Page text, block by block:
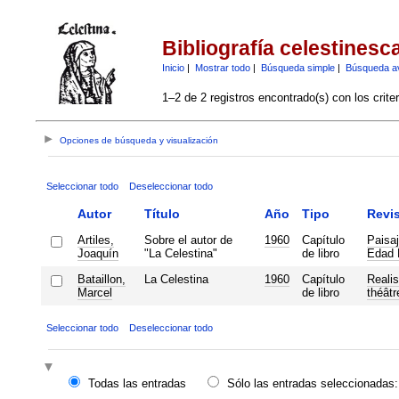
Bibliografía
Inicio| Mostrar todo| Búsqueda simple| Búsqueda
1–2 de 2 registros encontrado(s) con los
Opciones de búsqueda y visualización
Seleccionar todo Deseleccionar todo
Autor Título Año Tipo
Artiles,
Joaquín
Sobre el autor de
"La Celestina"
1960
Capítulo
de libro
Edad
Bataillon,
Marcel
La Celestina 1960
Capítulo
de libro
Seleccionar todo Deseleccionar todo
Todas las entradas
Sólo las entradas seleccionadas: